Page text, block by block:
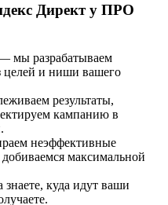
Директ у ПРО
мы разрабатываем
целей и ниши вашего
результаты,
кампанию в
неэффективные
максимальной
куда идут ваши